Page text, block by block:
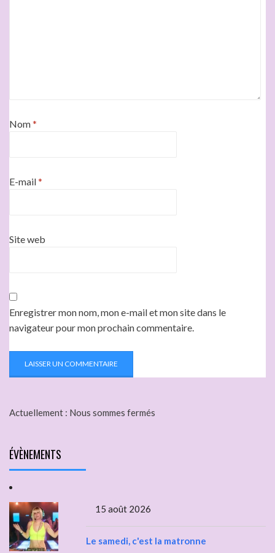
Nom*
E-mail*
Site web
Enregistrer mon nom, mon e-mail et mon site dans le
navigateur pour mon prochain commentaire.
Actuellement : Nous sommes fermés
ÉVÈNEMENTS
15 août 2026
Le samedi, c'est la matronne